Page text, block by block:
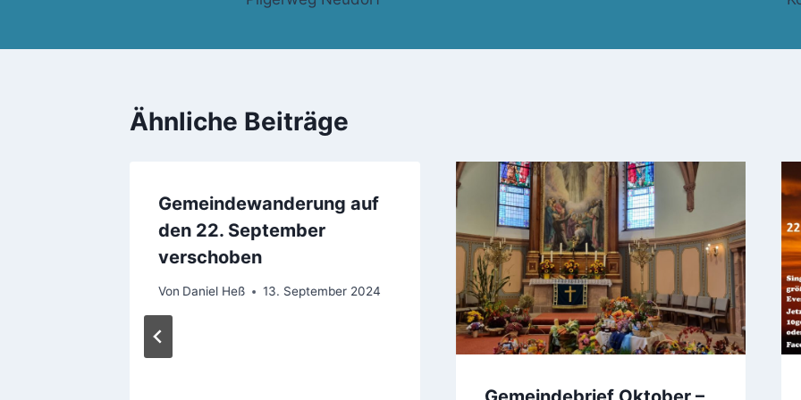
Ähnliche Beiträge
Gemeindewanderung auf
den 22. September
verschoben
Von Daniel Heß 13. September 2024